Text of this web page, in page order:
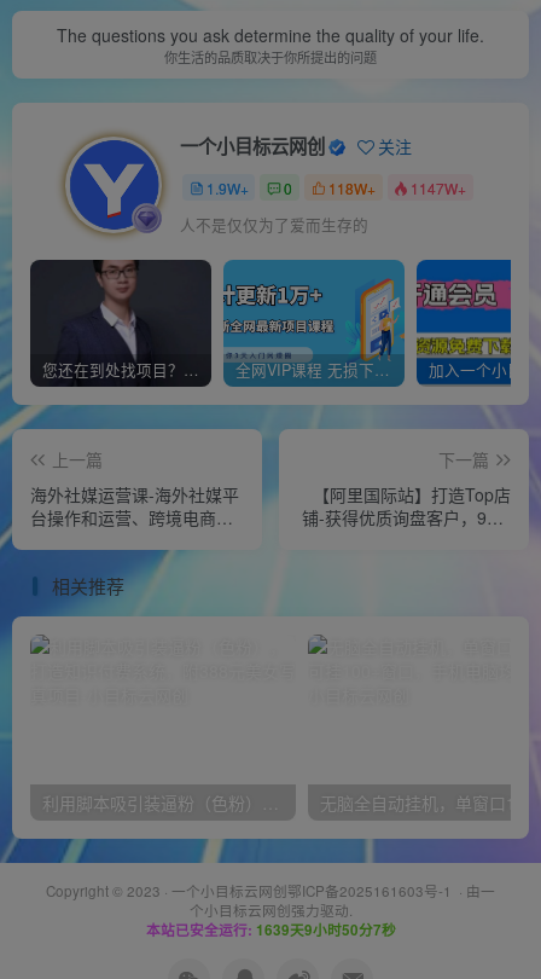
The questions you ask determine the quality of your life.
你生活的品质取决于你所提出的问题
一个小目标云网创 关注
1.9W+ 0 118W+ 1147W+
人不是仅仅为了爱而生存的
您还在到处找项目？还在当韭菜？我靠经营“一个小目标网创商城”年入百W+，曾经我也负债累累! 全网VIP课程 无损下载~
上一篇
海外社媒运营课-海外社媒平
台操作和运营、跨境电商基
下一篇
【阿里国际站】打造Top店
铺-获得优质询盘客户，95%
相关推荐
利用脚本吸引装逼粉（色粉），打造知识付费系统，附388元美女写真项目
Copyright © 2023 · 一个小目标云网创鄂ICP备2025161603号-1 · 由一
个小目标云网创强力驱动.
本站已安全运行: 1639天9小时50分7秒